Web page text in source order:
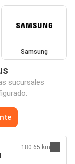
Samsung
sucursales
180.65 km